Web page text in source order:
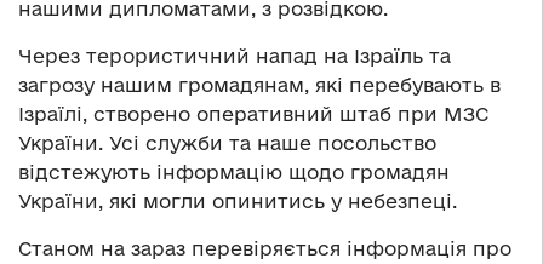
нашими дипломатами, з розвідкою.
Через терористичний напад на Ізраїль та
загрозу нашим громадянам, які перебувають в
Ізраїлі, створено оперативний штаб при МЗС
України. Усі служби та наше посольство
відстежують інформацію щодо громадян
України, які могли опинитись у небезпеці.
Станом на зараз перевіряється інформація про